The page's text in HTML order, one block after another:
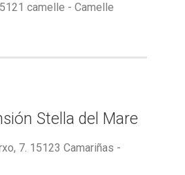
camelle - Camelle
Stella del Mare
7. 15123 Camariñas -